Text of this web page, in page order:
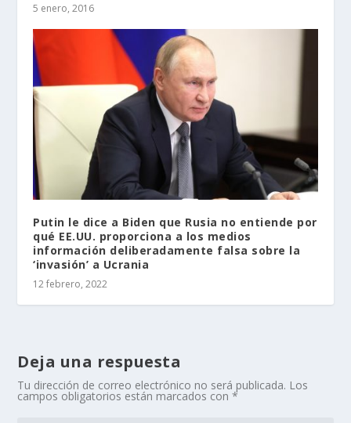
5 enero, 2016
Putin le dice a Biden que Rusia no entiende por
qué EE.UU. proporciona a los medios
información deliberadamente falsa sobre la
‘invasión’ a Ucrania
12 febrero, 2022
Deja una respuesta
Tu dirección de correo electrónico no será publicada. Los
campos obligatorios están marcados con*